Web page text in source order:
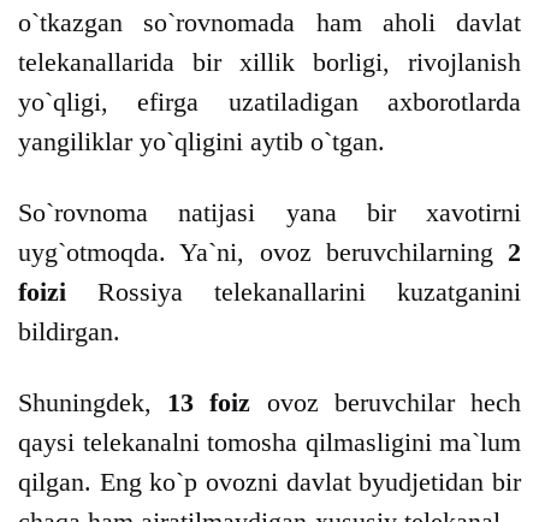
o`tkazgan so`rovnomada ham aholi davlat
telekanallarida bir xillik borligi, rivojlanish
yo`qligi, efirga uzatiladigan axborotlarda
yangiliklar yo`qligini aytib o`tgan.
So`rovnoma natijasi yana bir xavotirni
uyg`otmoqda. Ya`ni, ovoz beruvchilarning 2
foizi Rossiya telekanallarini kuzatganini
bildirgan.
Shuningdek, 13 foiz ovoz beruvchilar hech
qaysi telekanalni tomosha qilmasligini ma`lum
qilgan. Eng ko`p ovozni davlat byudjetidan bir